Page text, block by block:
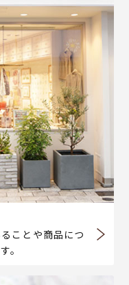
ことや商品につ
。